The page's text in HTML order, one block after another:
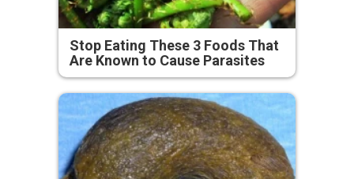
Stop Eating These 3 Foods That
Are Known to Cause Parasites